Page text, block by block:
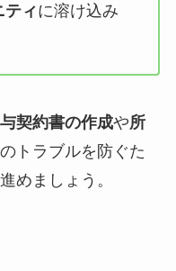
ティに溶け込み
契約書の作成や所
トラブルを防ぐた
めましょう。